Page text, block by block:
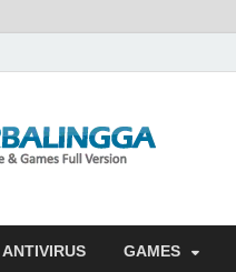
ANTIVIRUS GAMES